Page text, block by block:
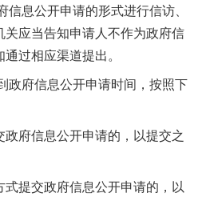
信息公开申请的形式进行信访、
应当告知申请人不作为政府信
过相应渠道提出。
政府信息公开申请时间，按照下
政府信息公开申请的，以提交之
式提交政府信息公开申请的，以